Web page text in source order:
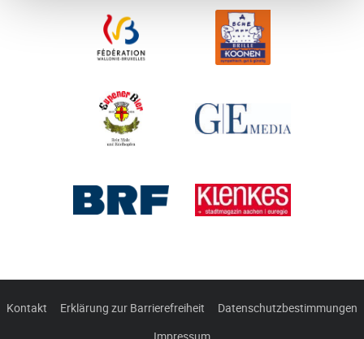
Kontakt Erklärung zur Barrierefreiheit
Datenschutzbestimmungen